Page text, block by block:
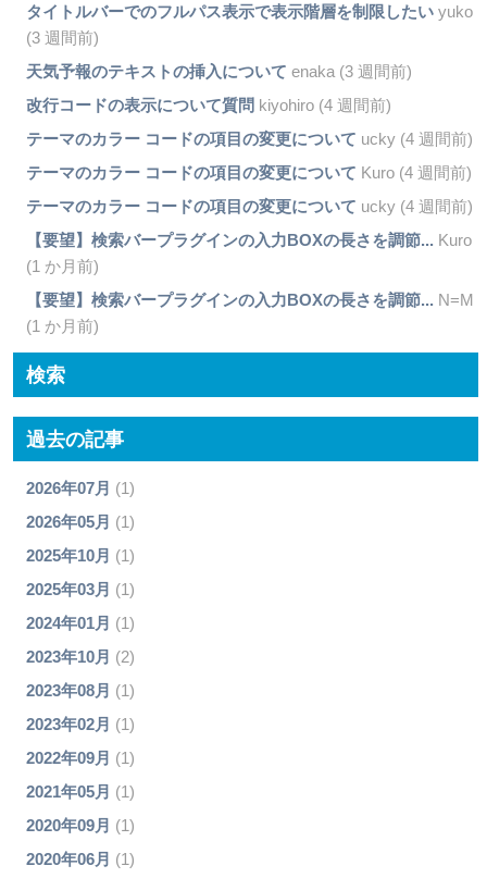
タイトルバーでのフルパス表示で表示階層を制限したいyuko
(3 週間前)
天気予報のテキストの挿入について enaka (3 週間前)
改行コードの表示について質問 kiyohiro (4 週間前)
テーマのカラー コードの項目の変更について ucky (4 週間前)
テーマのカラー コードの項目の変更について Kuro (4 週間前)
テーマのカラー コードの項目の変更について ucky (4 週間前)
【要望】検索バープラグインの入力BOXの長さを調節... Kuro
(1 か月前)
【要望】検索バープラグインの入力BOXの長さを調節... N=M
(1 か月前)
検索
過去の記事
2026年07月 (1)
2026年05月 (1)
2025年10月 (1)
2025年03月 (1)
2024年01月 (1)
2023年10月 (2)
2023年08月 (1)
2023年02月 (1)
2022年09月 (1)
2021年05月 (1)
2020年09月 (1)
2020年06月 (1)